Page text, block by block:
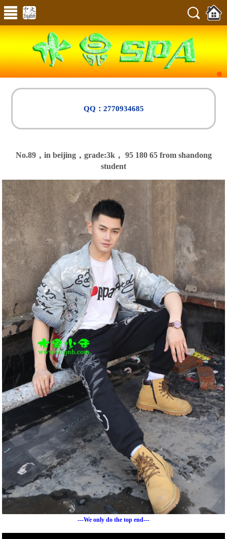
QQ：2770934685
No.89，in beijing， grade:3k， 95 180 65 from shandong
student
---We only do the top end---